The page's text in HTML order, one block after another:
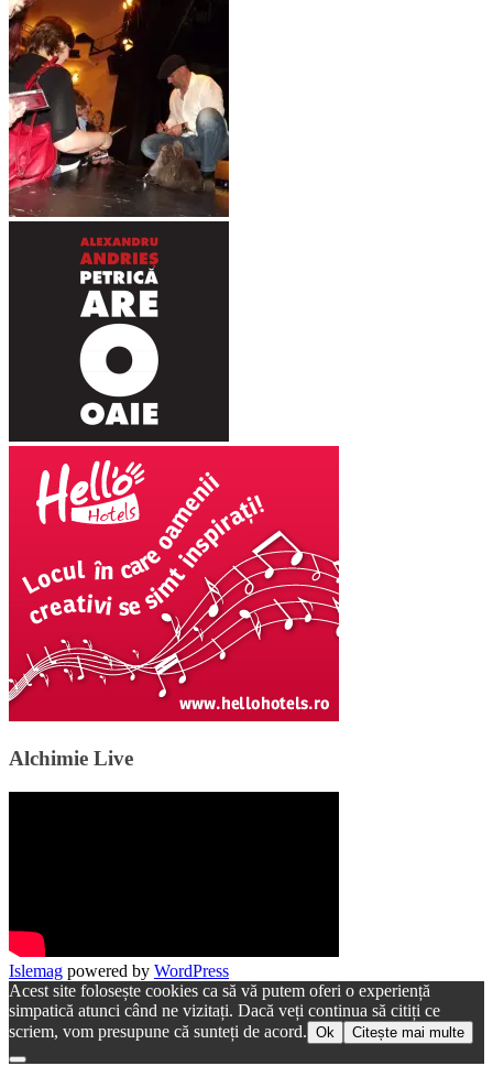
Alchimie Live
Islemag powered by WordPress
Acest site folosește cookies ca să vă putem oferi o experiență
simpatică atunci când ne vizitați. Dacă veți continua să citiți ce
scriem, vom presupune că sunteți de acord. Ok Citește mai multe